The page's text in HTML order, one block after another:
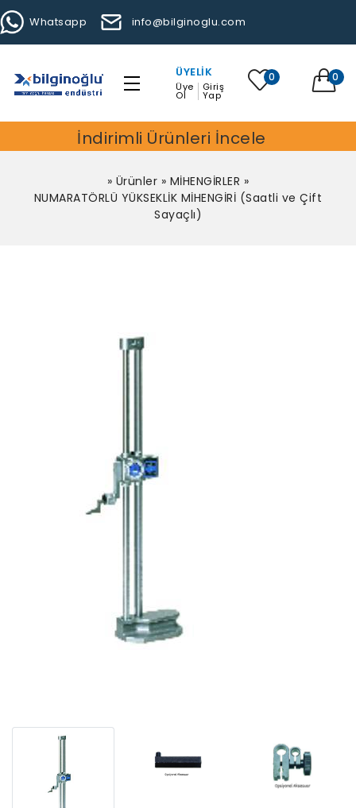
Whatsapp info@bilginoglu.com
ÜYELIK
Üye
Ol
Giriş
Yap
0 0
İndirimli Ürünleri İncele
» Ürünler » MİHENGİRLER »
NUMARATÖRLÜ YÜKSEKLİK MİHENGİRİ (Saatli ve Çift
Sayaçlı)